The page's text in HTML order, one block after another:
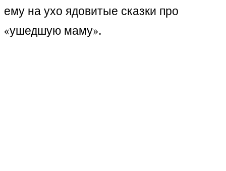
ему на ухо ядовитые сказки про
«ушедшую маму».